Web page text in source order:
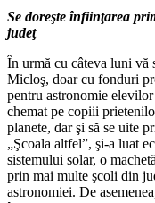
Se doreşte înfiinţarea
judeţ
În urmă cu câteva luni vă
Micloş, doar cu fonduri
pentru astronomie
chemat pe copiii
planete, dar şi să se uite
„Şcoala altfel”, şi-a luat
sistemului solar, o
prin mai multe şcoli din
astronomiei. De